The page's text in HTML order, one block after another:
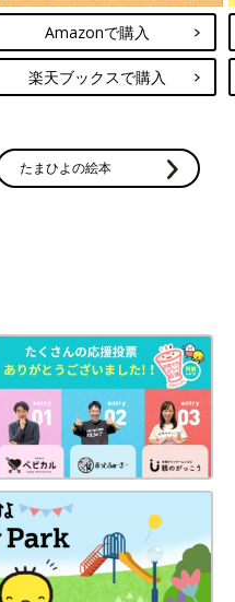
Amazonで購入
楽天ブックスで購入
たまひよの絵本